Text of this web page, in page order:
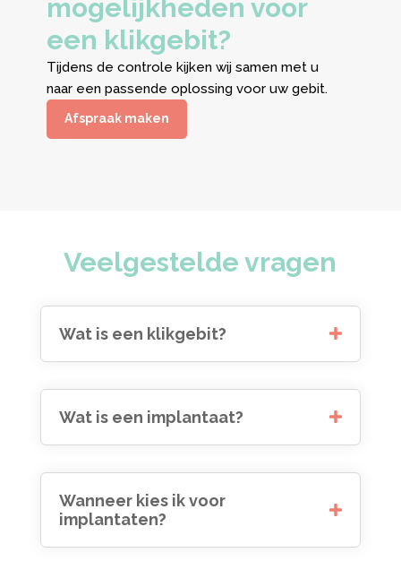
mogelijkheden voor
een klikgebit?
Tijdens de controle kijken wij samen met u
naar een passende oplossing voor uw gebit.
Afspraak maken
Veelgestelde vragen
Wat is een klikgebit?
Wat is een implantaat?
Wanneer kies ik voor
implantaten?